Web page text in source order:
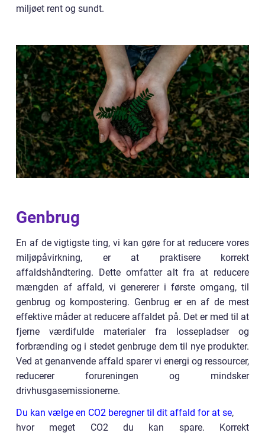
miljøet rent og sundt.
Genbrug
En af de vigtigste ting, vi kan gøre for at reducere vores
miljøpåvirkning, er at praktisere korrekt
affaldshåndtering. Dette omfatter alt fra at reducere
mængden af affald, vi genererer i første omgang, til
genbrug og kompostering. Genbrug er en af de mest
effektive måder at reducere affaldet på. Det er med til at
fjerne værdifulde materialer fra lossepladser og
forbrænding og i stedet genbruge dem til nye produkter.
Ved at genanvende affald sparer vi energi og ressourcer,
reducerer forureningen og mindsker
drivhusgasemissionerne.
Du kan vælge en CO2 beregner til dit affald for at se,
hvor meget CO2 du kan spare. Korrekt